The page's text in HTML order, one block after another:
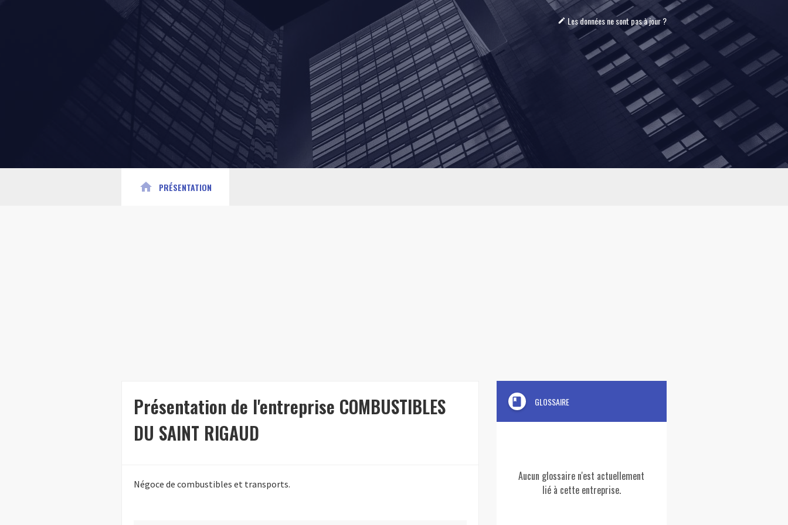
mode_edit Les données ne sont pas à jour ?
home PRÉSENTATION
Présentation de l'entreprise COMBUSTIBLES
DU SAINT RIGAUD
Négoce de combustibles et transports.
book GLOSSAIRE
Aucun glossaire n'est actuellement
lié à cette entreprise.